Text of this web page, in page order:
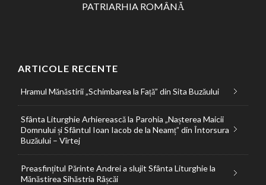
PATRIARHIA ROMÂNĂ
ARTICOLE RECENTE
Hramul Mănăstirii „Schimbarea la Față” din Sita Buzăului
Sfânta Liturghie Arhierească la Parohia „Nașterea Maicii
Domnului și Sfântul Ioan Iacob de la Neamț” din Întorsura
Buzăului – Vîrtej
Preasfințitul Părinte Andrei a slujit Sfânta Liturghie la
Mănăstirea Sihăstria Râșcăi